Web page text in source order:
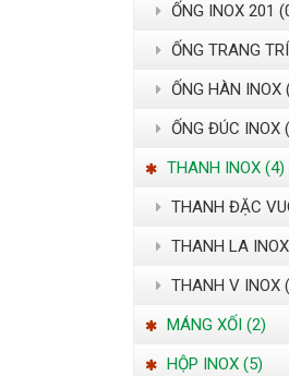
ỐNG INOX 201
ỐNG TRANG
ỐNG HÀN INOX
ỐNG ĐÚC INOX
THANH INOX (4)
THANH ĐẶC
THANH LA
THANH V INOX
MÁNG XỐI (2)
HỘP INOX (5)